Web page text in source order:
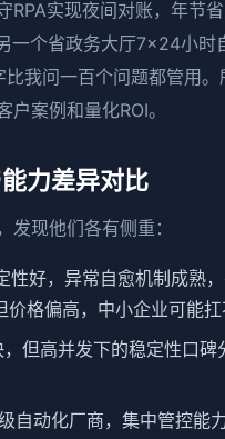
RPA实现夜间对账，年节
一个省政务大厅7×24小时
我问一百个问题都管用
案例和量化ROI。
力差异对比
现他们各有侧重：
性好，异常自愈机制成熟
格偏高，中小企业可能
但高并发下的稳定性口碑
自动化厂商，集中管控能